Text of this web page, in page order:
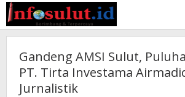
Lewati
ke
konten
Gandeng AMSI Sulut,
PT. Tirta Investama
Jurnalistik